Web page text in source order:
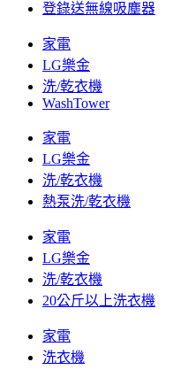
登錄送無線吸塵器
家電
LG樂金
洗/乾衣機
WashTower
家電
LG樂金
洗/乾衣機
熱泵洗/乾衣機
家電
LG樂金
洗/乾衣機
20公斤以上洗衣機
家電
洗衣機